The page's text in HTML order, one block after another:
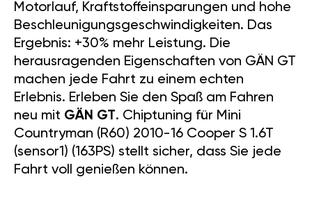
Motorlauf, Kraftstoffeinsparungen und hohe
Beschleunigungsgeschwindigkeiten. Das
Ergebnis: +30% mehr Leistung. Die
herausragenden Eigenschaften von GÄN GT
machen jede Fahrt zu einem echten
Erlebnis. Erleben Sie den Spaß am Fahren
neu mit GÄN GT. Chiptuning für Mini
Countryman (R60) 2010-16 Cooper S 1.6T
(sensor1) (163PS) stellt sicher, dass Sie jede
Fahrt voll genießen können.